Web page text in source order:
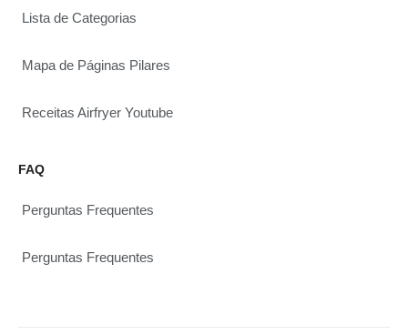
Lista de Categorias
Mapa de Páginas Pilares
Receitas Airfryer Youtube
FAQ
Perguntas Frequentes
Perguntas Frequentes